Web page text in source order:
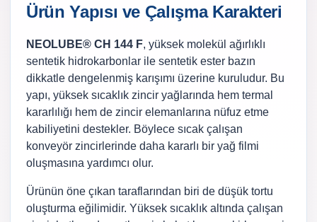
Ürün Yapısı ve Çalışma Karakteri
NEOLUBE® CH 144 F, yüksek molekül ağırlıklı
sentetik hidrokarbonlar ile sentetik ester bazın
dikkatle dengelenmiş karışımı üzerine kuruludur. Bu
yapı, yüksek sıcaklık zincir yağlarında hem termal
kararlılığı hem de zincir elemanlarına nüfuz etme
kabiliyetini destekler. Böylece sıcak çalışan
konveyör zincirlerinde daha kararlı bir yağ filmi
oluşmasına yardımcı olur.
Ürünün öne çıkan taraflarından biri de düşük tortu
oluşturma eğilimidir. Yüksek sıcaklık altında çalışan